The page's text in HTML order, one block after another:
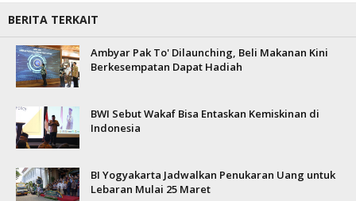
BERITA TERKAIT
Ambyar Pak To' Dilaunching, Beli Makanan Kini
Berkesempatan Dapat Hadiah
BWI Sebut Wakaf Bisa Entaskan Kemiskinan di
Indonesia
BI Yogyakarta Jadwalkan Penukaran Uang untuk
Lebaran Mulai 25 Maret